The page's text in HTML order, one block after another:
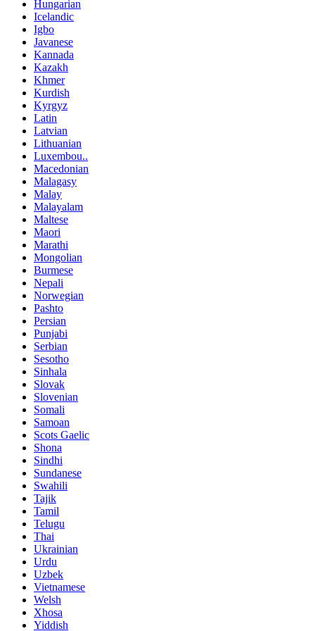
Hungarian
Icelandic
Igbo
Javanese
Kannada
Kazakh
Khmer
Kurdish
Kyrgyz
Latin
Latvian
Lithuanian
Luxembou..
Macedonian
Malagasy
Malay
Malayalam
Maltese
Maori
Marathi
Mongolian
Burmese
Nepali
Norwegian
Pashto
Persian
Punjabi
Serbian
Sesotho
Sinhala
Slovak
Slovenian
Somali
Samoan
Scots Gaelic
Shona
Sindhi
Sundanese
Swahili
Tajik
Tamil
Telugu
Thai
Ukrainian
Urdu
Uzbek
Vietnamese
Welsh
Xhosa
Yiddish